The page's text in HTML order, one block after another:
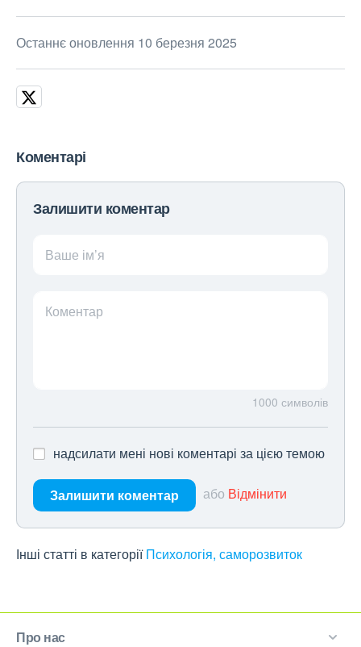
Останнє оновлення 10 березня 2025
Коментарі
Залишити коментар
Ваше ім’я
Коментар
1000 символів
надсилати мені нові коментарі за цією темою
Залишити коментар або Відмінити
Інші статті в категорії Психологія, саморозвиток
Про нас